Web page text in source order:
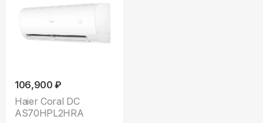
106,900 ₽
Haier Coral DC
AS70HPL2HRA